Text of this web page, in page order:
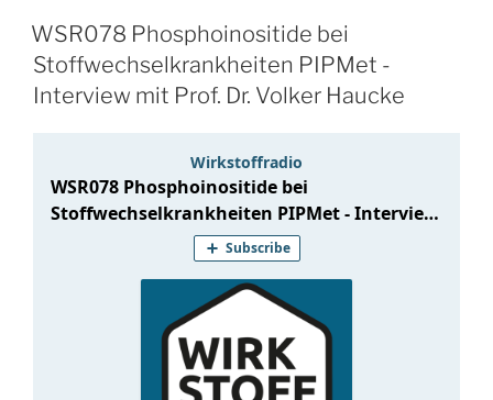
WSR078 Phosphoinositide bei
Stoffwechselkrankheiten PIPMet -
Interview mit Prof. Dr. Volker Haucke